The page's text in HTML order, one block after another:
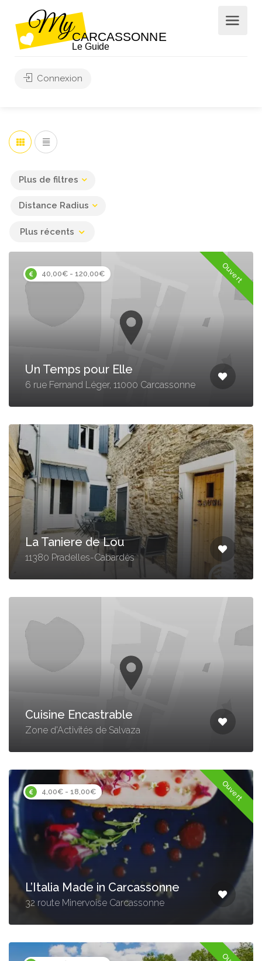
Connexion
Filtrer par prix
Plus de filtres
Distance Radius
Plus récents
40,00€ - 120,00€ Ouvert
Un Temps pour Elle
6 rue Fernand Léger, 11000 Carcassonne
La Taniere de Lou
11380 Pradelles-Cabardès
Cuisine Encastrable
Zone d'Activités de Salvaza
4,00€ - 18,00€ Ouvert
L’Italia Made in Carcassonne
32 route Minervoise Carcassonne